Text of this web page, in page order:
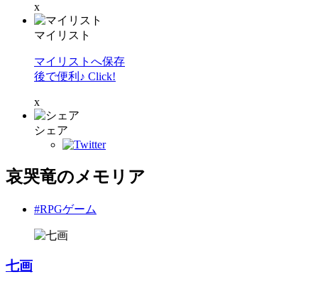
x
マイリスト
マイリストへ保存
後で便利♪ Click!
x
シェア
哀哭竜のメモリア
#RPGゲーム
七画